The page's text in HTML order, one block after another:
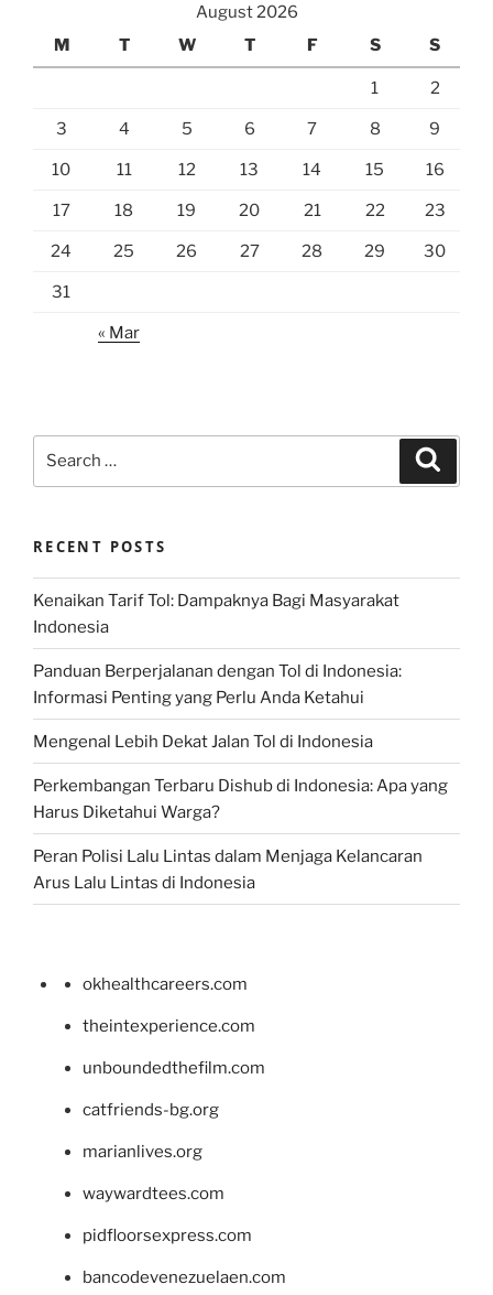
August 2026
M
T W T F S S
1 2
3 4 5 6 7 8 9
10 11 12 13 14 15 16
17 18 19 20 21 22 23
24 25 26 27 28 29 30
31
« Mar
RECENT POSTS
Kenaikan Tarif Tol: Dampaknya Bagi Masyarakat
Indonesia
Panduan Berperjalanan dengan Tol di Indonesia:
Informasi Penting yang Perlu Anda Ketahui
Mengenal Lebih Dekat Jalan Tol di Indonesia
Perkembangan Terbaru Dishub di Indonesia: Apa yang
Harus Diketahui Warga?
Peran Polisi Lalu Lintas dalam Menjaga Kelancaran
Arus Lalu Lintas di Indonesia
okhealthcareers.com
theintexperience.com
unboundedthefilm.com
catfriends-bg.org
marianlives.org
waywardtees.com
pidfloorsexpress.com
bancodevenezuelaen.com